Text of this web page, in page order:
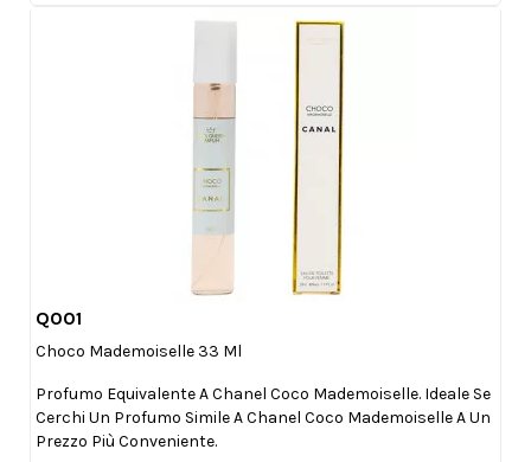
Q001
Choco Mademoiselle 33 Ml
Profumo Equivalente A Chanel Coco Mademoiselle. Ideale Se
Cerchi Un Profumo Simile A Chanel Coco Mademoiselle A Un
Prezzo Più Conveniente.